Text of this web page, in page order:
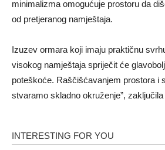
minimalizma omogućuje prostoru da
od pretjeranog namještaja.
Izuzev ormara koji imaju praktičnu
visokog namještaja spriječit će
poteškoće. Raščišćavanjem prostora i
stvaramo skladno okruženje”, zaključila